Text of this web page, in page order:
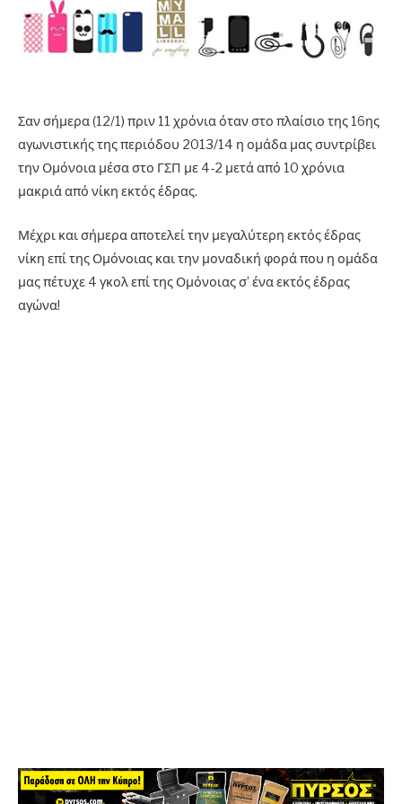
Σαν σήμερα (12/1) πριν 11 χρόνια όταν στο πλαίσιο της 16ης
αγωνιστικής της περιόδου 2013/14 η ομάδα μας συντρίβει
την Ομόνοια μέσα στο ΓΣΠ με 4-2 μετά από 10 χρόνια
μακριά από νίκη εκτός έδρας.
Μέχρι και σήμερα αποτελεί την μεγαλύτερη εκτός έδρας
νίκη επί της Ομόνοιας και την μοναδική φορά που η ομάδα
μας πέτυχε 4 γκολ επί της Ομόνοιας σ’ ένα εκτός έδρας
αγώνα!